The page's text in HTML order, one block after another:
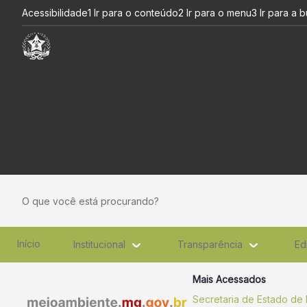
Pular para o Conteúdo principal
Minas ganha pólo para
Acessibilidade1 Ir para o conteúdo2 Ir para o menu3 Ir para a
O que você está procurando?
Início Institucional Transparência
Mais Acessados